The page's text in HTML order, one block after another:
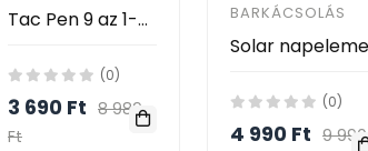
Tac Pen 9 az 1-ben többfunkciós taktikai toll
(0)
3 690 Ft 8 989
Ft
BARKÁCSOLÁS
(0)
4 990 Ft 9 990